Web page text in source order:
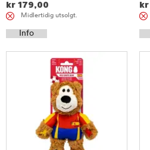
kr 179,00
Midlertidig utsolgt.
Info
kr